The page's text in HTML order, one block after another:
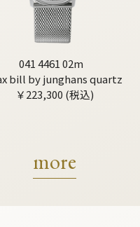
041 4461 02m
bill by junghans quartz
￥223,300 (税込)
more